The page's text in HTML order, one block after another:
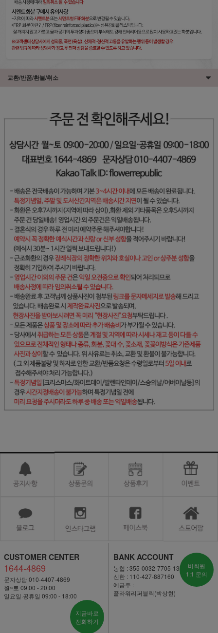
교환/반품/환불/취소
CUSTOMER CENTER
1644-4869
문자상담 010-4407-4869
월~토 09:00 - 20:00
일요일·공휴일 09:00 - 18:00
지금바로
전화하기
BANK ACCOUNT
농협 : 355-0032-7705-13
신한 : 110-427-887160
예금주 :
플라워리퍼블릭(박상현)
비회원
1:1 문의